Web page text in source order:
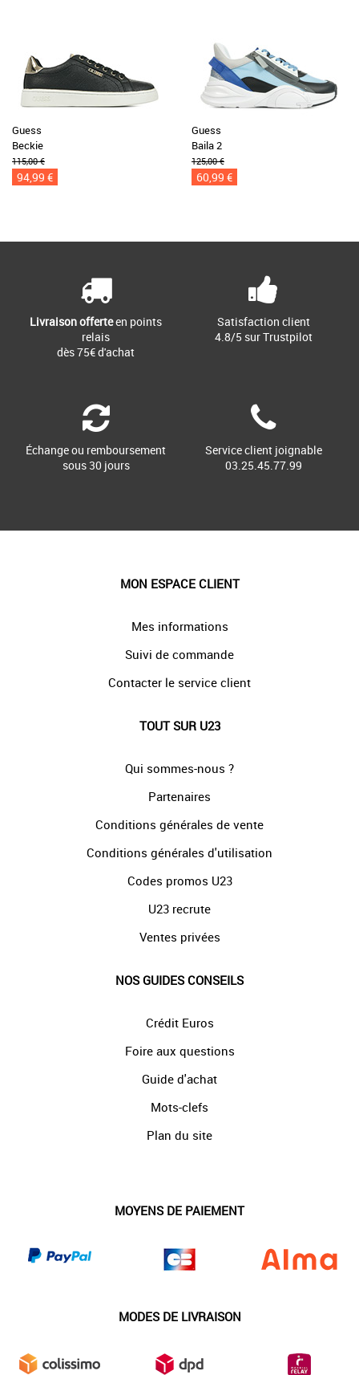
Guess
Beckie
115,00 €
94,99 €
Guess
Baila 2
125,00 €
60,99 €
Livraison offerteen points
relais
dès 75€ d'achat
Satisfaction client
4.8/5 sur Trustpilot
Échange ou remboursement
sous 30 jours
Service client joignable
03.25.45.77.99
MON ESPACE CLIENT
Mes informations
Suivi de commande
Contacter le service client
TOUT SUR U23
Qui sommes-nous ?
Partenaires
Conditions générales de vente
Conditions générales d'utilisation
Codes promos U23
U23 recrute
Ventes privées
NOS GUIDES CONSEILS
Crédit Euros
Foire aux questions
Guide d'achat
Mots-clefs
Plan du site
MOYENS DE PAIEMENT
MODES DE LIVRAISON